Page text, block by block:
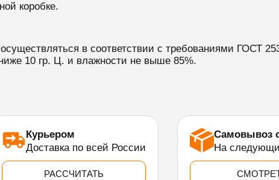
коробке.
в соответствии с требованиями ГОСТ
10 гр. Ц. и влажности не выше 85%.
Курьером
Доставка по всей России
РАССЧИТАТЬ
Самовывоз
На